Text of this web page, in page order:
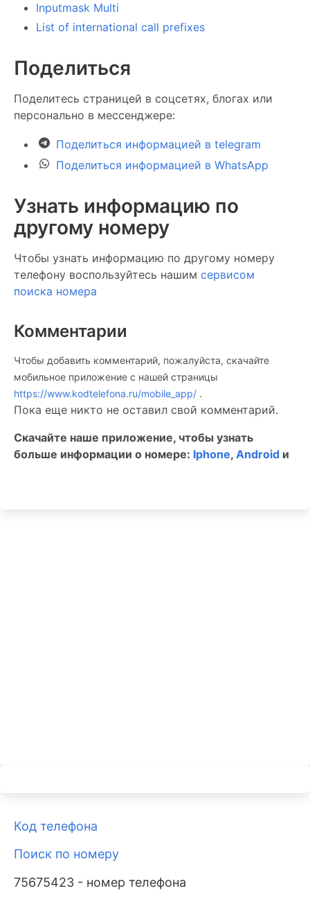
Inputmask Multi
List of international call prefixes
Поделиться
Поделитесь страницей в соцсетях, блогах или
персонально в мессенджере:
Поделиться информацией в telegram
Поделиться информацией в WhatsApp
Узнать информацию по
другому номеру
Чтобы узнать информацию по другому номеру
телефону воспользуйтесь нашим сервисом
поиска номера
Комментарии
Чтобы добавить комментарий, пожалуйста, скачайте
мобильное приложение c нашей страницы
https://www.kodtelefona.ru/mobile_app/ .
Пока еще никто не оставил свой комментарий.
Скачайте наше приложение, чтобы узнать
больше информации о номере: Iphone, Android и
Код телефона
Поиск по номеру
75675423 - номер телефона